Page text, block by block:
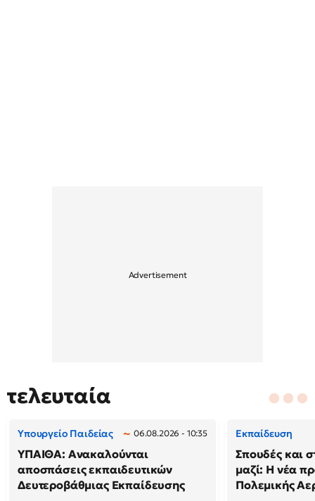
τελευταία
Υπουργείο Παιδείας 06.08.2026 - 10:35
ΥΠΑΙΘΑ: Ανακαλούνται
αποσπάσεις εκπαιδευτικών
Δευτεροβάθμιας Εκπαίδευσης
Εκπαίδευση
Σπουδές και
μαζί: Η νέα
Πολεμικής